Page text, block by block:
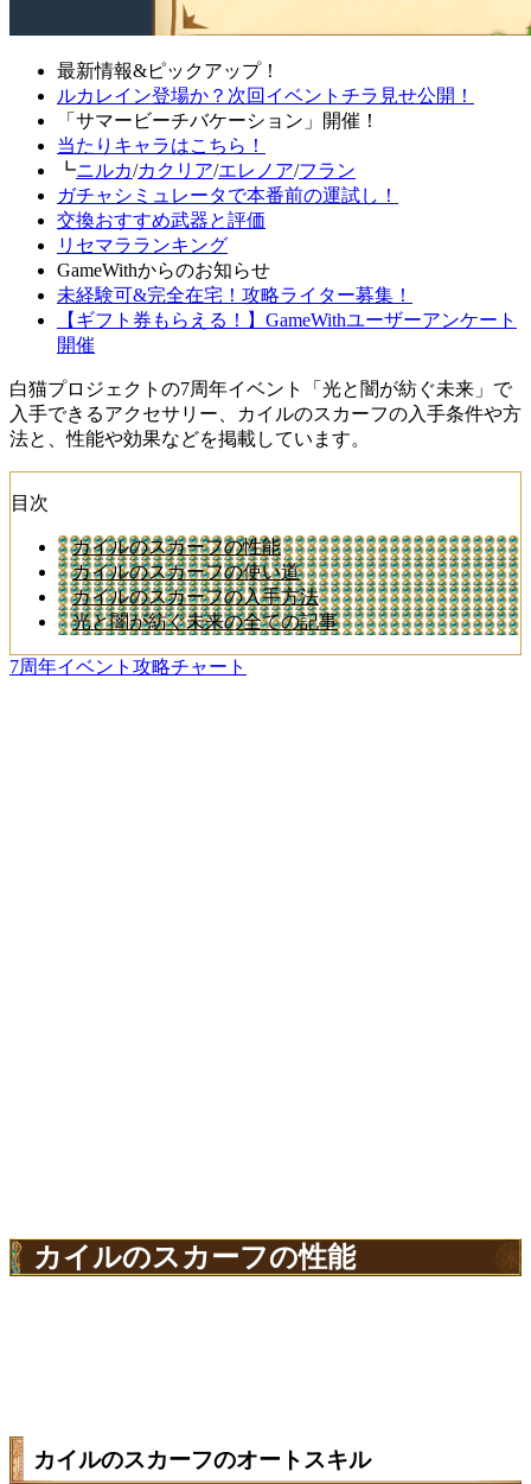
最新情報&ピックアップ！
ルカレイン登場か？次回イベントチラ見せ公開！
「サマービーチバケーション」開催！
当たりキャラはこちら！
┗ニルカ/カクリア/エレノア/フラン
ガチャシミュレータで本番前の運試し！
交換おすすめ武器と評価
リセマラランキング
GameWithからのお知らせ
未経験可&完全在宅！攻略ライター募集！
【ギフト券もらえる！】GameWithユーザーアンケート
開催
白猫プロジェクトの7周年イベント「光と闇が紡ぐ未来」で
入手できるアクセサリー、カイルのスカーフの入手条件や方
法と、性能や効果などを掲載しています。
目次
カイルのスカーフの性能
カイルのスカーフの使い道
カイルのスカーフの入手方法
光と闇が紡ぐ未来の全ての記事
7周年イベント攻略チャート
カイルのスカーフの性能
カイルのスカーフのオートスキル